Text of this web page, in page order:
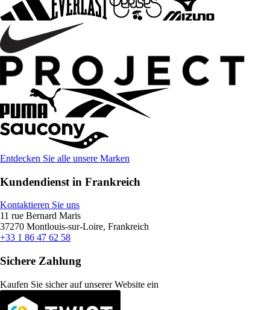
Entdecken Sie alle unsere Marken
Kundendienst in Frankreich
Kontaktieren Sie uns
11 rue Bernard Maris
37270 Montlouis-sur-Loire, Frankreich
+33 1 86 47 62 58
Sichere Zahlung
Kaufen Sie sicher auf unserer Website ein